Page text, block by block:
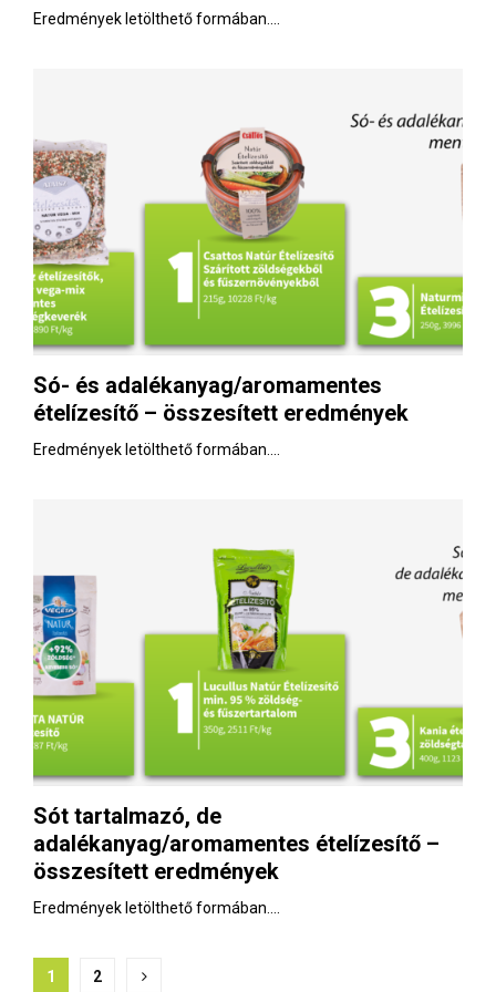
Eredmények letölthető formában....
Só- és adalékanyag/aromamentes
ételízesítő – összesített eredmények
Eredmények letölthető formában....
Sót tartalmazó, de
adalékanyag/aromamentes ételízesítő –
összesített eredmények
Eredmények letölthető formában....
B
1 2